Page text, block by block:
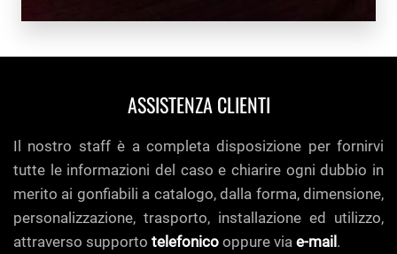
ASSISTENZA CLIENTI
Il nostro staff è a completa disposizione per fornirvi
tutte le informazioni del caso e chiarire ogni dubbio in
merito ai gonfiabili a catalogo, dalla forma, dimensione,
personalizzazione, trasporto, installazione ed utilizzo,
attraverso supporto telefonico oppure via e-mail .